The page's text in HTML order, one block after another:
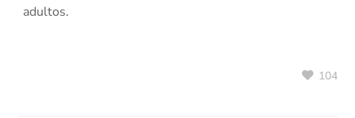
adultos.
104